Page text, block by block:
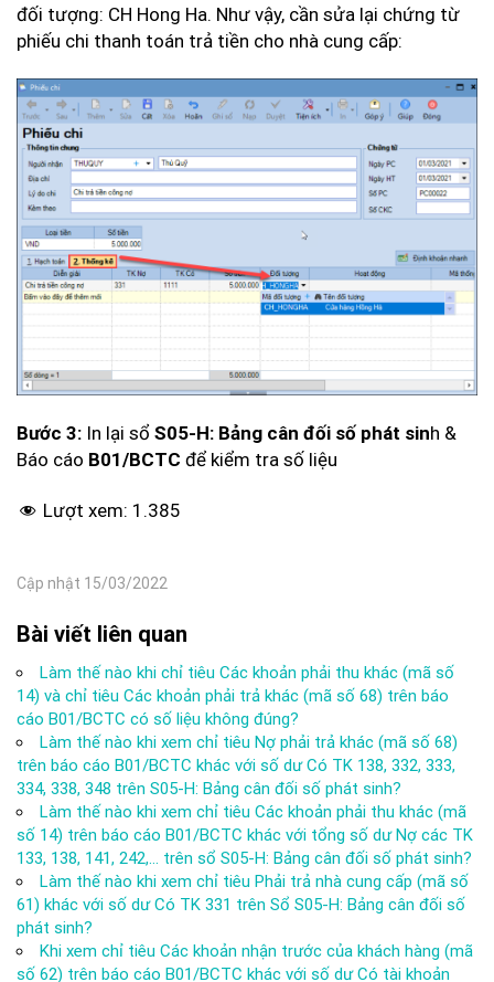
đối tượng: CH Hong Ha. Như vậy, cần sửa lại chứng từ
phiếu chi thanh toán trả tiền cho nhà cung cấp:
Bước 3: In lại sổ S05-H: Bảng cân đối số phát sinh &
Báo cáo B01/BCTC để kiểm tra số liệu
Lượt xem: 1.385
Cập nhật 15/03/2022
Bài viết liên quan
Làm thế nào khi chỉ tiêu Các khoản phải thu khác (mã số
14) và chỉ tiêu Các khoản phải trả khác (mã số 68) trên báo
cáo B01/BCTC có số liệu không đúng?
Làm thế nào khi xem chỉ tiêu Nợ phải trả khác (mã số 68)
trên báo cáo B01/BCTC khác với số dư Có TK 138, 332, 333,
334, 338, 348 trên S05-H: Bảng cân đối số phát sinh?
Làm thế nào khi xem chỉ tiêu Các khoản phải thu khác (mã
số 14) trên báo cáo B01/BCTC khác với tổng số dư Nợ các TK
133, 138, 141, 242,… trên sổ S05-H: Bảng cân đối số phát sinh?
Làm thế nào khi xem chỉ tiêu Phải trả nhà cung cấp (mã số
61) khác với số dư Có TK 331 trên Sổ S05-H: Bảng cân đối số
phát sinh?
Khi xem chỉ tiêu Các khoản nhận trước của khách hàng (mã
số 62) trên báo cáo B01/BCTC khác với số dư Có tài khoản